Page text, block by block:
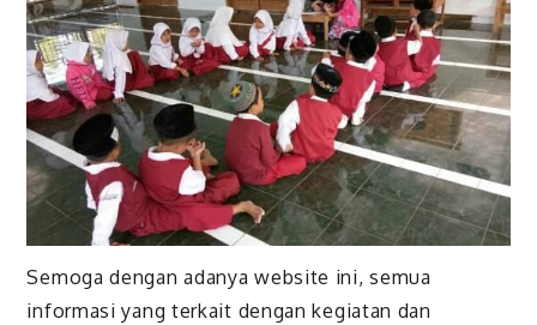
Semoga dengan adanya website ini, semua
informasi yang terkait dengan kegiatan dan